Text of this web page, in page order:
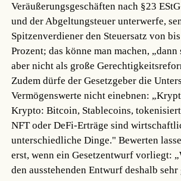
Veräußerungsgeschäften nach §23
und der Abgeltungsteuer unterwerfe,
Spitzenverdiener den Steuersatz von
Prozent; das könne man machen, „dann
aber nicht als große
Zudem dürfe der Gesetzgeber die
Vermögenswerte nicht einebnen:
Krypto: Bitcoin, Stablecoins,
NFT oder DeFi-Erträge sind
unterschiedliche Dinge." Bewerten
erst, wenn ein Gesetzentwurf vorliegt:
den ausstehenden Entwurf deshalb sehr